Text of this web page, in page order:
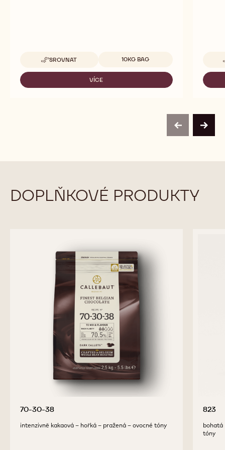
SROVNAT
-
667
Dostupná balení
10KG BAG
VÍCE
-
previousnext
DOPLŇKOVÉ PRODUKTY
70-30-38
intenzivně kakaová – hořká – pražená – ovocné tóny
823
bohatá
tóny